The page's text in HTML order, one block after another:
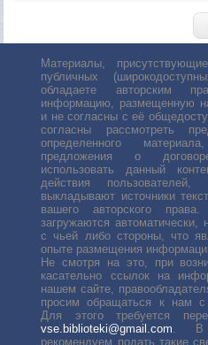
Материалы,
публичных
обладаете авторским
информацию, размещенную
и не согласны с её
согласны рассмотреть
определенного
предложения о
использовать данный
действия пользователей,
выкладывают источники
вашего авторского
загружаются автоматически,
с чьей либо стороны, что
опыте размещения
Не смотря на это, при
касательно ссылок на
нашем сайте,
просим обращаться к нам с
Для этого требуется
vse.biblioteki@gmail.com . В
рекомендуем подать такие